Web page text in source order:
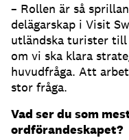
– Rollen är så
delägarskap i Visit
utländska turister
om vi ska klara
huvudfråga. Att
stor fråga.
Vad ser du som
ordförandeskapet?